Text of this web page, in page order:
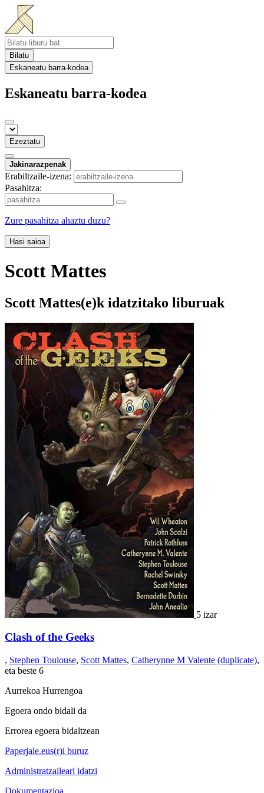
Bilatu
Eskaneatu barra-kodea
Eskaneatu barra-kodea
Ezeztatu
Jakinarazpenak
Erabiltzaile-izena:
Pasahitza:
Zure pasahitza ahaztu duzu?
Hasi saioa
Scott Mattes
Scott Mattes(e)k idatzitako liburuak
5 izar
Clash of the Geeks
, Stephen Toulouse, Scott Mattes, Catherynne M Valente (duplicate),
eta beste 6
Aurrekoa Hurrengoa
Egoera ondo bidali da
Errorea egoera bidaltzean
Paperjale.eus(r)i buruz
Administratzaileari idatzi
Dokumentazioa